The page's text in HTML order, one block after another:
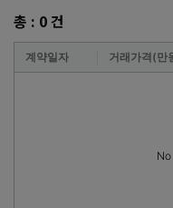
총 : 0건
계약일자 거래가격(만